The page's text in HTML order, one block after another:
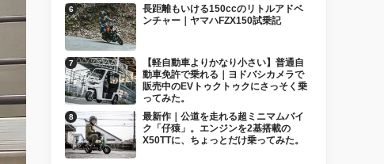
長距離もいける150ccのリトルアドベ
ンチャー｜ヤマハFZX150試乗記
【軽自動車よりかなり小さい】普通自
動車免許で乗れる｜ヨドバシカメラで
販売中のEVトゥクトゥクにさっそく乗
ってみた。
最新作｜公道を走れる超ミニマムバイ
ク「仔猿」。エンジンを2基搭載の
X50TTに、ちょっとだけ乗ってみた。